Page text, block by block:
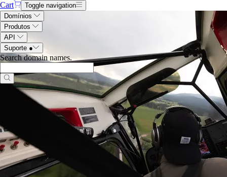
Cart
Toggle navigation
Domínios
Produtos
API
Suporte ●
Search domain names.